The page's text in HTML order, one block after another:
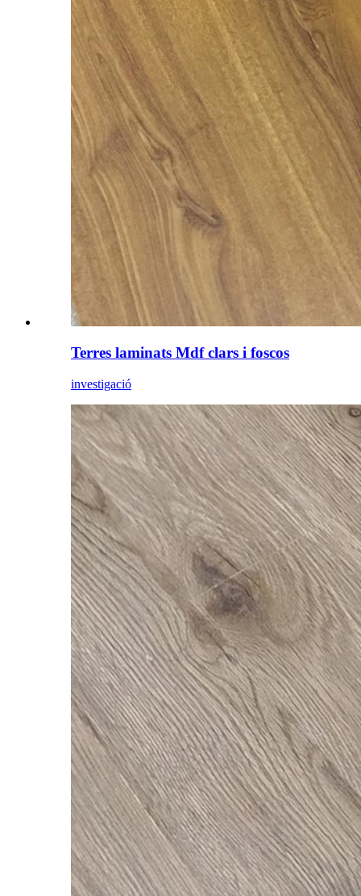
Terres laminats Mdf clars i foscos
investigació